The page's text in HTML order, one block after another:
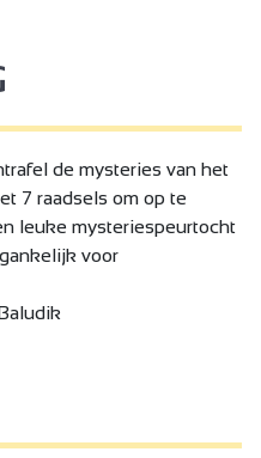
de mysteries van het
7 raadsels om op te
leuke mysteriespeurtocht
voor